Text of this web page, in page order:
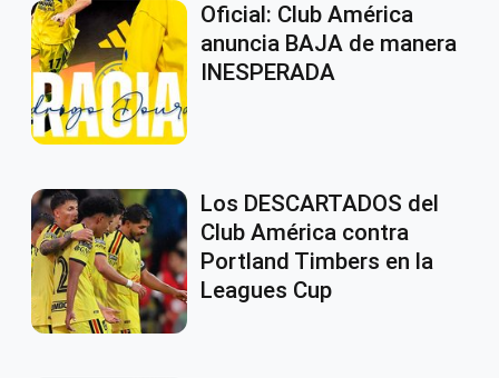
Oficial: Club América
anuncia BAJA de manera
INESPERADA
Los DESCARTADOS del
Club América contra
Portland Timbers en la
Leagues Cup